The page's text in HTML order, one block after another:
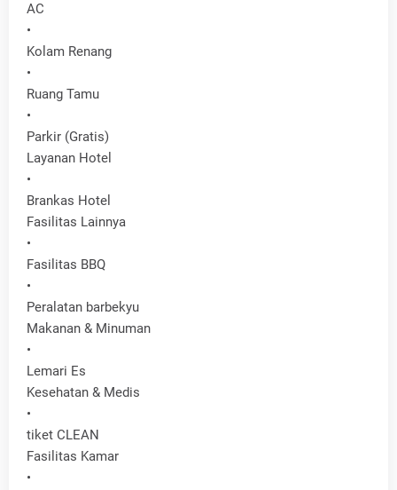
AC
•
Kolam Renang
•
Ruang Tamu
•
Parkir (Gratis)
Layanan Hotel
•
Brankas Hotel
Fasilitas Lainnya
•
Fasilitas BBQ
•
Peralatan barbekyu
Makanan & Minuman
•
Lemari Es
Kesehatan & Medis
•
tiket CLEAN
Fasilitas Kamar
•